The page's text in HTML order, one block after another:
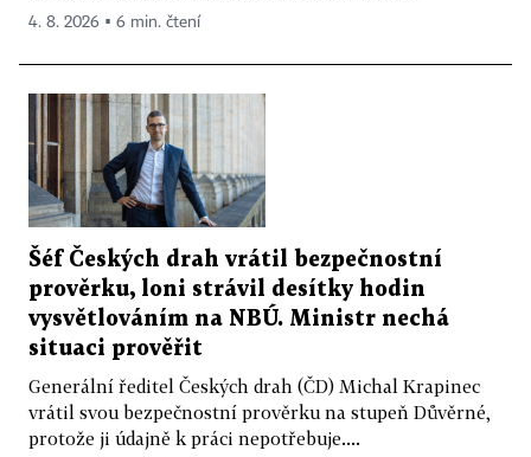
4. 8. 2026 ▪ 6 min. čtení
Šéf Českých drah vrátil bezpečnostní
prověrku, loni strávil desítky hodin
vysvětlováním na NBÚ. Ministr nechá
situaci prověřit
Generální ředitel Českých drah (ČD) Michal Krapinec
vrátil svou bezpečnostní prověrku na stupeň Důvěrné,
protože ji údajně k práci nepotřebuje....